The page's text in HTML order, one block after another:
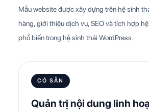
Mẫu website được xây dựng trên hệ sinh
hàng, giới thiệu dịch vụ, SEO và tích hợp
phổ biến trong hệ sinh thái WordPress.
CÓ SẴN
Quản trị nội dung linh